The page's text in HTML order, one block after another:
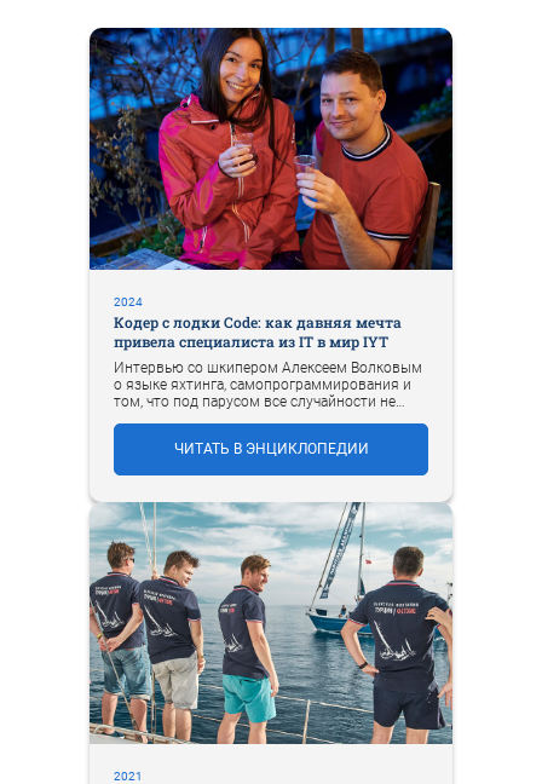
2024
Кодер с лодки Code: как давняя мечта
привела специалиста из IT в мир IYT
Интервью со шкипером Алексеем Волковым
о языке яхтинга, самопрограммирования и
том, что под парусом все случайности не
ЧИТАТЬ В ЭНЦИКЛОПЕДИИ
2021